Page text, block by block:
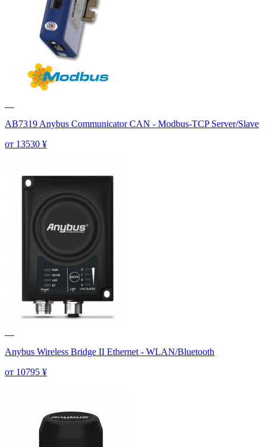
AB7319 Anybus Communicator CAN - Modbus-TCP Server/Slave
от 13530 ¥
Anybus Wireless Bridge II Ethernet - WLAN/Bluetooth
от 10795 ¥